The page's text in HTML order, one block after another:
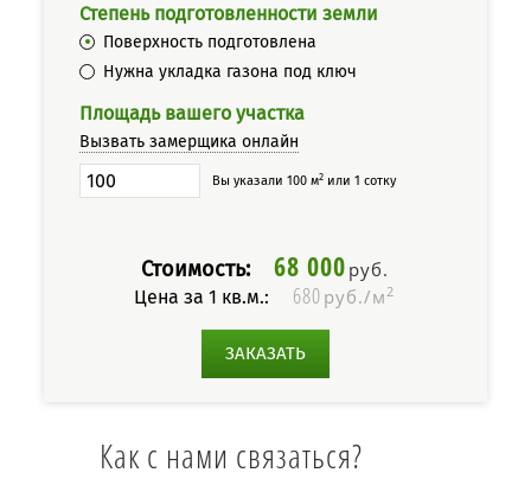
Степень подготовленности земли
Поверхность подготовлена
Нужна укладка газона под ключ
Площадь вашего участка
Вызвать замерщика онлайн
Вы указали 100 м2 или 1 сотку
Стоимость: 68 000 руб.
Цена за 1 кв.м.: 680 руб./м2
ЗАКАЗАТЬ
Как с нами связаться?